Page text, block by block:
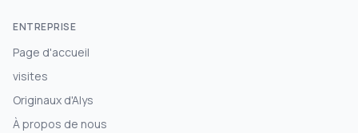
ENTREPRISE
Page d'accueil
visites
Originaux d'Alys
À propos de nous